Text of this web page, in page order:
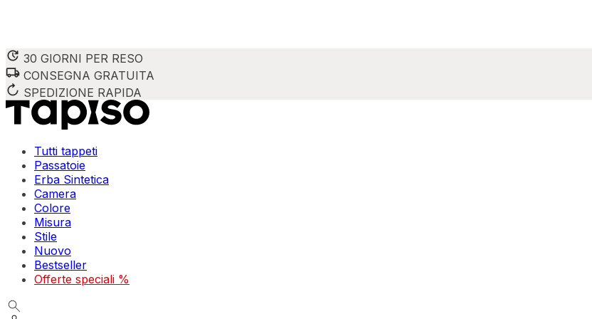
30 GIORNI PER RESO
CONSEGNA GRATUITA
SPEDIZIONE RAPIDA
Tutti tappeti
Passatoie
Erba Sintetica
Camera
Colore
Misura
Stile
Nuovo
Bestseller
Offerte speciali %